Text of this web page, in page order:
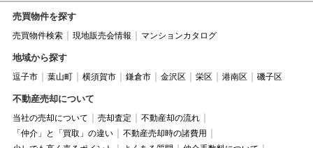
売買物件を探す
売買物件検索 現地販売会情報 マンションカタログ
地域から探す
逗子市 葉山町 横須賀市 鎌倉市 金沢区 栄区 港南区 磯子区
不動産売却について
当社の売却について 売却査定
不動産却の流れ
「仲介」と「買取」の違い
不動産売却時の諸費用